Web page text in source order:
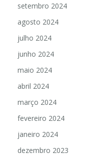
setembro 2024
agosto 2024
julho 2024
junho 2024
maio 2024
abril 2024
março 2024
fevereiro 2024
janeiro 2024
dezembro 2023